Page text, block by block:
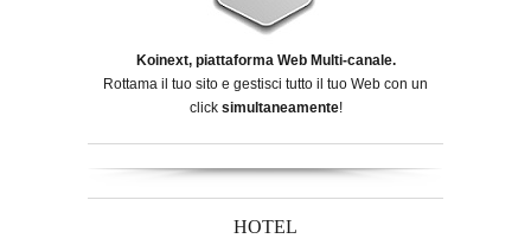
Koinext, piattaforma Web Multi-canale.
Rottama il tuo sito e gestisci tutto il tuo Web con un
click simultaneamente!
HOTEL